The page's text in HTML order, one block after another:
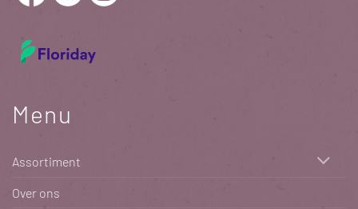
Menu
Assortiment
Over ons